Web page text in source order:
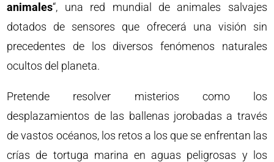
animales“, una red mundial de animales salvajes
dotados de sensores que ofrecerá una visión sin
precedentes de los diversos fenómenos naturales
ocultos del planeta.
Pretende resolver misterios como los
desplazamientos de las ballenas jorobadas a través
de vastos océanos, los retos a los que se enfrentan las
crías de tortuga marina en aguas peligrosas y los